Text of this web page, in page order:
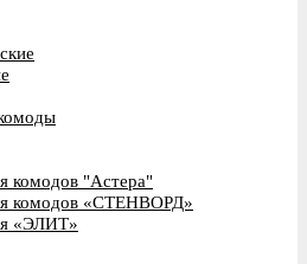
комодов "Астера"
комодов «СТЕНВОРД»
«ЭЛИТ»